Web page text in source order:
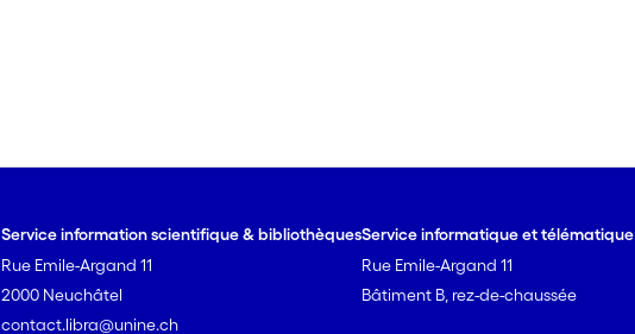
Service information scientifique & bibliothèques
Rue Emile-Argand 11
2000 Neuchâtel
contact.libra@unine.ch
Service informatique et télématique
Rue Emile-Argand 11
Bâtiment B, rez-de-chaussée